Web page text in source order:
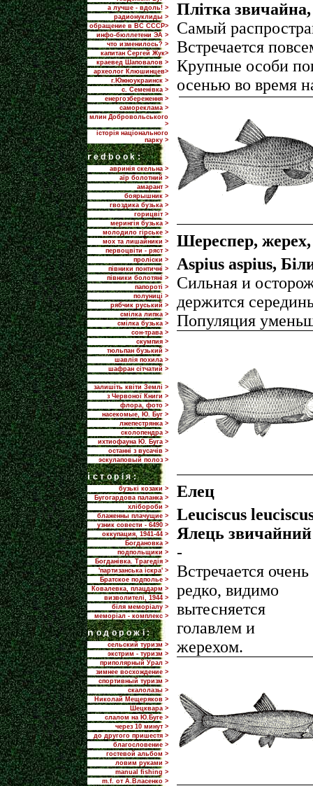
а лучше - вдоль! >
радионуклиды >
обращение в ВС СССР>
инфо-бюллетени ЭА >
что изменилось? >
капитан Сергей Жук>
краевед Шаповалов >
археолог Клюшинцев>
г.Южноукраинск >
с. Семенівка >
енергозбереження >
самореклама >
млин Добровольського
>
історія національного
парку >
redbook:
авринія скельна >
аїр болотний >
амарант >
боярышник >
гвоздика бузька >
горицвіт >
мерингія бузька >
молодило гірське >
мох та лишайники >
первоцвіти - ряст >
проліски >
півники понтичні >
півники болотяні >
папороті >
полуниці >
рябчик руський >
смілка липка >
смілка бузька >
сон-трава >
скумпия >
тюльпан бузький >
шавлія похила >
шафран сітчатий >
залишіть квіти Землі >
з Червоної Книги >
флора, фото >
насекомые, Ю. Буг >
лжепестрянка >
сколопендра >
ихтиофауна Ю. Буга >
останні з вусачів >
эскулаповый полоз >
iсторія:
бузькі козаки >
Бугогардова паланка >
хлібороби >
блаженны плачущие >
узник совести - 6490 >
оккупация, 1941-44 >
Богдановка >
подпольщики >
Богданівка. Трагедія >
'партизанська іскра' >
Братское подполье >
Ковалевка, плацдарм >
визволителі, 1944 >
біля меморіалу >
меморіал - комплекс >
nодорожі:
сельский туризм >
экстрим - туризм >
приполярный Урал >
зимнее восхождение >
спортивный туризм >
скалолазы >
Николай Мещеряков >
Шецквара >
слалом на Ю.Буге >
через 10 минут >
до другого пришестя >
благословение >
гостевой альбом >
ловим руками >
manual fishing >
m.f. от А.Власенко >
Плітка
Самый
Встречается
Крупные особи
осенью во время
Шереспер, жерех,
Aspius aspius,
Сильная и
держится
Популяция
Елец
Leuciscus
Ялець звичайний
-
Встречается очень
редко, видимо
вытесняется
голавлем и
жерехом.